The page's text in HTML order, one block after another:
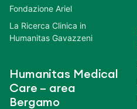
Fondazione Ariel
La Ricerca Clinica in
Humanitas Gavazzeni
Humanitas Medical
Care – area
Bergamo